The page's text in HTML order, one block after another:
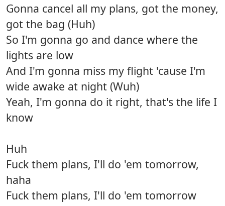
Gonna cancel all my plans, got the money,
got the bag (Huh)
So I'm gonna go and dance where the
lights are low
And I'm gonna miss my flight 'cause I'm
wide awake at night (Wuh)
Yeah, I'm gonna do it right, that's the life I
know
Huh
Fuck them plans, I'll do 'em tomorrow,
haha
Fuck them plans, I'll do 'em tomorrow